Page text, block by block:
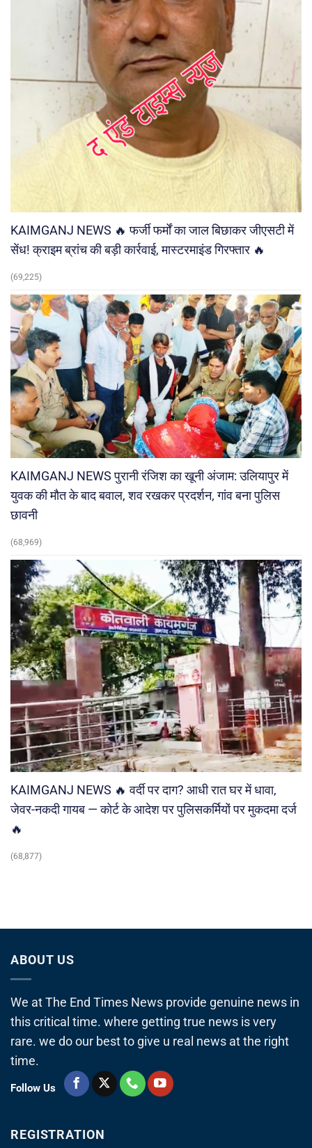
KAIMGANJ NEWS 🔥 फर्जी फर्मों का जाल बिछाकर जीएसटी में
सेंध! क्राइम ब्रांच की बड़ी कार्रवाई, मास्टरमाइंड गिरफ्तार 🔥
(69,225)
KAIMGANJ NEWS पुरानी रंजिश का खूनी अंजाम: उलियापुर में
युवक की मौत के बाद बवाल, शव रखकर प्रदर्शन, गांव बना पुलिस
छावनी
(68,969)
KAIMGANJ NEWS 🔥 वर्दी पर दाग? आधी रात घर में धावा,
जेवर-नकदी गायब — कोर्ट के आदेश पर पुलिसकर्मियों पर मुकदमा दर्ज
🔥
(68,877)
ABOUT US
We at The End Times News provide genuine news in
this critical time. where getting true news is very
rare. we do our best to give u real news at the right
time.
Follow Us
REGISTRATION